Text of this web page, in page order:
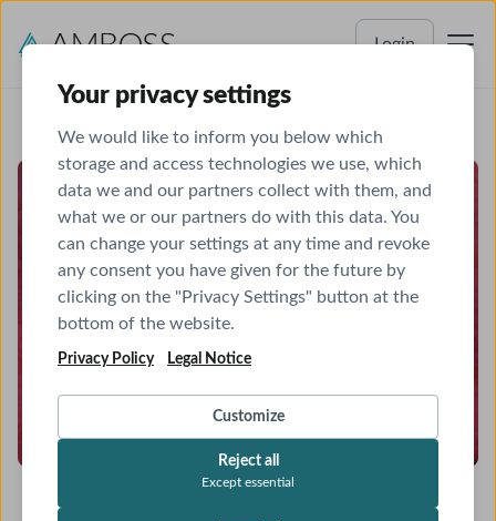
Your privacy settings
We would like to inform you below which
storage and access technologies we use, which
data we and our partners collect with them, and
what we or our partners do with this data. You
can change your settings at any time and revoke
any consent you have given for the future by
clicking on the "Privacy Settings" button at the
bottom of the website.
Privacy Policy Legal Notice
Customize
Reject all
Except essential
Login